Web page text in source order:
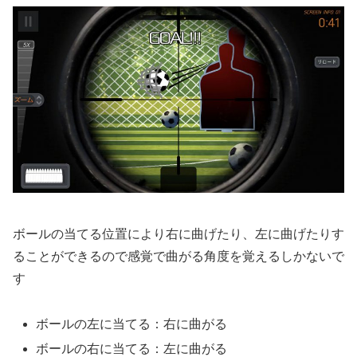
ボールの当てる位置により右に曲げたり、左に曲げたりす
ることができるので感覚で曲がる角度を覚えるしかないで
す
ボールの左に当てる：右に曲がる
ボールの右に当てる：左に曲がる